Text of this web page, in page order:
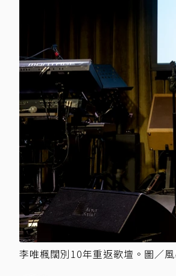
李唯楓闊別10年重返歌壇。圖／